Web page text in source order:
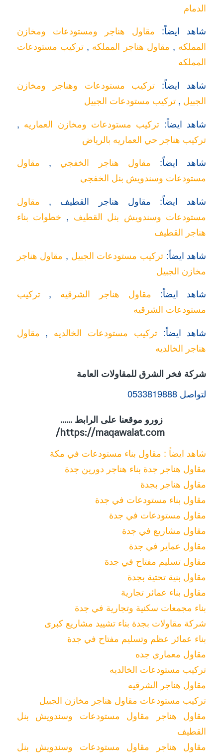
الدمام
شاهد ايضاً: مقاول هناجر ومستودعات ومخازن
المملكه , مقاول هناجر المملكه ,تركيب مستودعات
المملكه
شاهد ايضاً: تركيب مستودعات وهناجر ومخازن
الجبيل , تركيب مستودعات الجبيل
شاهد ايضاً: تركيب مستودعات ومخازن العماريه ,
تركيب هناجر حي العماريه بالرياض
شاهد ايضاً: مقاول هناجر الخفجي , مقاول
مستودعات وسندويش بنل الخفجي
شاهد ايضاً: مقاول هناجر القطيف , مقاول
مستودعات وسندويش بنل القطيف , خطوات بناء
هناجر القطيف
شاهد ايضاً: تركيب مستودعات الجبيل , مقاول هناجر
مخازن الجبيل
شاهد ايضاً: مقاول هناجر الشرقيه ,تركيب
مستودعات الشرقيه
شاهد ايضاً:تركيب مستودعات الخالديه , مقاول
هناجر الخالديه
شركة فخر الشرق للمقاولات العامة
لتواصل 0533819888
زورو موقعنا على الرابط ……
https://maqawalat.com/
شاهد ايضاً : مقاول بناء مستودعات في مكة
مقاول هناجر جدة بناء هناجر دورين جدة
مقاول هناجر بجدة
مقاول بناء مستودعات في جدة
مقاول مستودعات في جدة
مقاول مشاريع في جدة
مقاول عماير في جدة
مقاول تسليم مفتاح في جدة
مقاول بنية تحتية بجدة
مقاول بناء عمائر تجارية
بناء مجمعات سكنية وتجارية في جدة
شركة مقاولات بجدة بناء تشييد مشاريع كبرى
بناء عمائر عظم وتسليم مفتاح في جدة
مقاول معماري جده
تركيب مستودعات الخالديه
مقاول هناجر الشرقيه
تركيب مستودعات مقاول هناجر مخازن الجبيل
مقاول هناجر مقاول مستودعات وسندويش بنل
القطيف
مقاول هناجر مقاول مستودعات وسندويش بنل